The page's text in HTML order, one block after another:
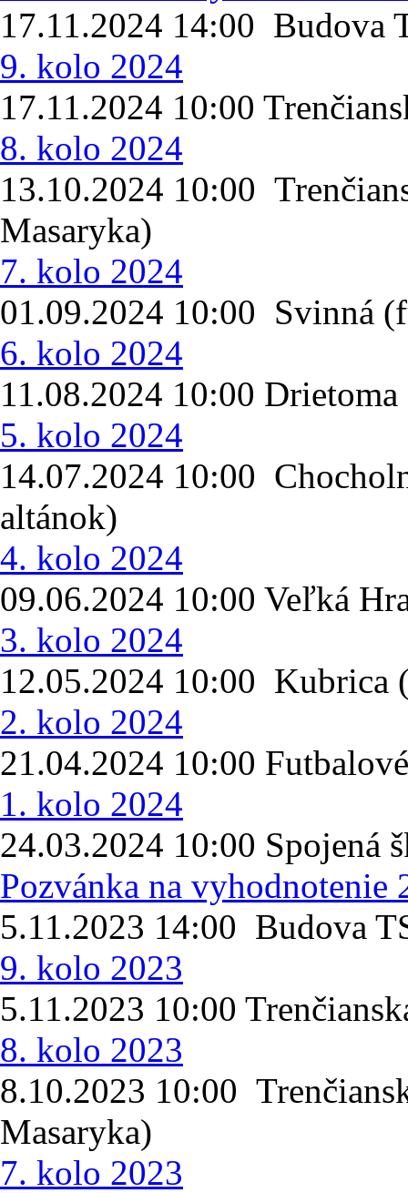
17.11.2024 14:00 Budova
9. kolo 2024
17.11.2024 10:00
8. kolo 2024
13.10.2024 10:00
Masaryka)
7. kolo 2024
01.09.2024 10:00 Svinná
6. kolo 2024
11.08.2024 10:00
5. kolo 2024
14.07.2024 10:00
altánok)
4. kolo 2024
09.06.2024 10:00 Veľká
3. kolo 2024
12.05.2024 10:00
2. kolo 2024
21.04.2024 10:00
1. kolo 2024
24.03.2024 10:00 Spojená
Pozvánka na vyhodnotenie
5.11.2023 14:00 Budova
9. kolo 2023
5.11.2023 10:00
8. kolo 2023
8.10.2023 10:00
Masaryka)
7. kolo 2023